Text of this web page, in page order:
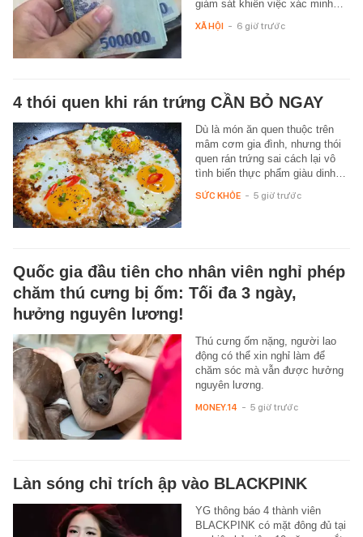
giám sát khiến việc xác minh…
XÃ HỘI - 6 giờ trước
4 thói quen khi rán trứng CẦN BỎ NGAY
Dù là món ăn quen thuộc trên
mâm cơm gia đình, nhưng thói
quen rán trứng sai cách lại vô
tình biến thực phẩm giàu dinh…
SỨC KHỎE - 5 giờ trước
Quốc gia đầu tiên cho nhân viên nghỉ phép
chăm thú cưng bị ốm: Tối đa 3 ngày,
hưởng nguyên lương!
Thú cưng ốm nặng, người lao
động có thể xin nghỉ làm để
chăm sóc mà vẫn được hưởng
nguyên lương.
MONEY.14 - 5 giờ trước
Làn sóng chỉ trích ập vào BLACKPINK
YG thông báo 4 thành viên
BLACKPINK có mặt đông đủ tại